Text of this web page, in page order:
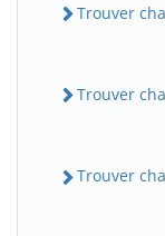
Trouver
Trouver
Trouver